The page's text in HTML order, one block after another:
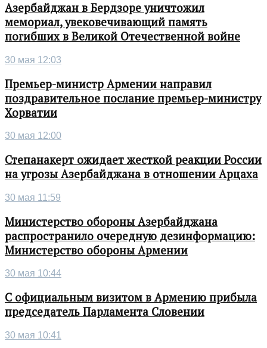
Азербайджан в Бердзоре уничтожил
мемориал, увековечивающий память
погибших в Великой Отечественной войне
30 мая 12:03
Премьер-министр Армении направил
поздравительное послание премьер-министру
Хорватии
30 мая 12:00
Степанакерт ожидает жесткой реакции России
на угрозы Азербайджана в отношении Арцаха
30 мая 11:59
Министерство обороны Азербайджана
распространило очередную дезинформацию:
Министерство обороны Армении
30 мая 10:44
С официальным визитом в Армению прибыла
председатель Парламента Словении
30 мая 10:41